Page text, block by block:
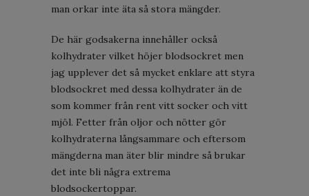
man orkar inte äta så stora mängder.
De här godsakerna innehåller också
kolhydrater vilket höjer blodsockret men
jag upplever det så mycket enklare att styra
blodsockret med dessa kolhydrater än de
som kommer från rent vitt socker och vitt
mjöl. Fetter från oljor och nötter gör
kolhydraterna långsammare och eftersom
mängderna man äter blir mindre så brukar
det inte bli några extrema
blodsockertoppar.